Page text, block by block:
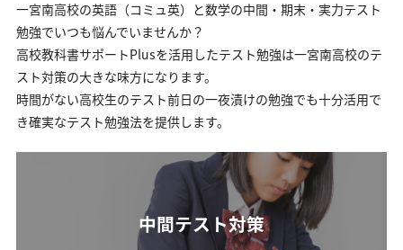
一宮南高校の英語（コミュ英）と数学の中間・期末・実力テスト
勉強でいつも悩んでいませんか？
高校教科書サポートPlusを活用したテスト勉強は一宮南高校のテ
スト対策の大きな味方になります。
時間がない高校生のテスト前日の一夜漬けの勉強でも十分活用で
き確実なテスト勉強法を提供します。
中間テスト対策